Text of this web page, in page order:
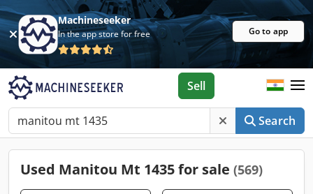
Machineseeker
In the app store for free Go to app
Search
Sell
Used Manitou Mt 1435 for sale (569)